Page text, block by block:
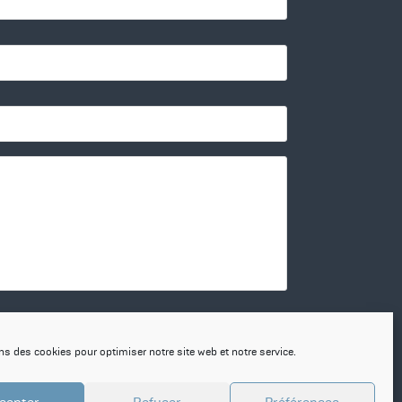
des cookies pour optimiser notre site web et notre service.